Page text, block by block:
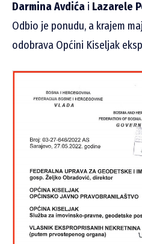
Darmina Avdića i Lazarele
Odbio je ponudu, a krajem
odobrava Općini Kiseljak